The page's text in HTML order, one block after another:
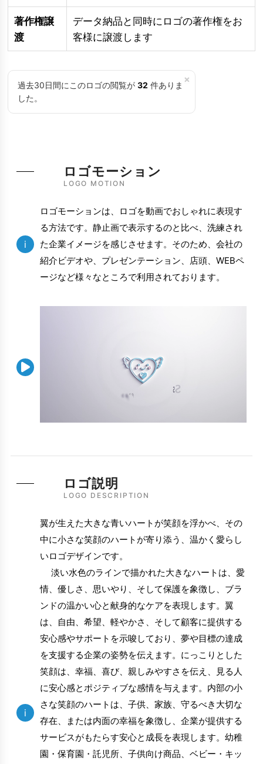
著作権譲
渡
データ納品と同時にロゴの著作権をお
客様に譲渡します
×
過去30日間にこのロゴの閲覧が 32 件ありま
した。
LOGO MOTION
ロゴモーション
i
ロゴモーションは、ロゴを動画でおしゃれに表現す
る方法です。静止画で表示するのと比べ、洗練され
た企業イメージを感じさせます。そのため、会社の
紹介ビデオや、プレゼンテーション、店頭、WEBペ
ージなど様々なところで利用されております。

LOGO DESCRIPTION
ロゴ説明
i
翼が生えた大きな青いハートが笑顔を浮かべ、その
中に小さな笑顔のハートが寄り添う、温かく愛らし
いロゴデザインです。
淡い水色のラインで描かれた大きなハートは、愛
情、優しさ、思いやり、そして保護を象徴し、ブラ
ンドの温かい心と献身的なケアを表現します。翼
は、自由、希望、軽やかさ、そして顧客に提供する
安心感やサポートを示唆しており、夢や目標の達成
を支援する企業の姿勢を伝えます。にっこりとした
笑顔は、幸福、喜び、親しみやすさを伝え、見る人
に安心感とポジティブな感情を与えます。内部の小
さな笑顔のハートは、子供、家族、守るべき大切な
存在、または内面の幸福を象徴し、企業が提供する
サービスがもたらす安心と成長を表現します。幼稚
園・保育園・託児所、子供向け商品、ベビー・キッ